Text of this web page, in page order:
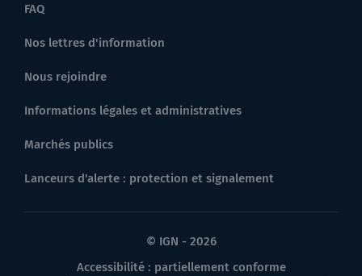
FAQ
Nos lettres d'information
Nous rejoindre
Informations légales et administratives
Marchés publics
Lanceurs d'alerte : protection et signalement
© IGN - 2026
Accessibilité : partiellement conforme